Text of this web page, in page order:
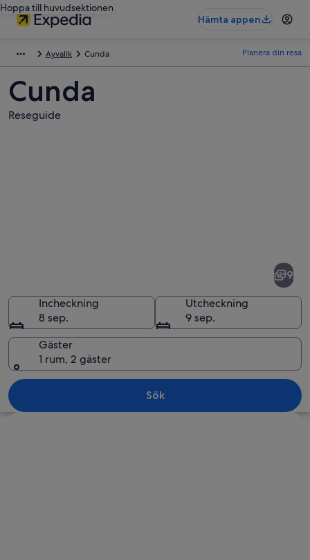
Hoppa till huvudsektionen
Hämta appen
Ayvalik Cunda Planera din resa
Cunda
Reseguide
Ett flygbildsbild av en kuststad med
9
Incheckning
8 sep.
Utcheckning
9 sep.
Gäster
1 rum, 2 gäster
Sök